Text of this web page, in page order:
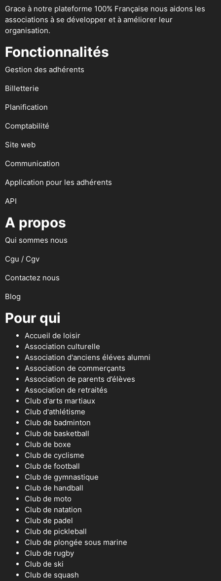
Grace à notre plateforme 100% Française nous aidons les
associations à se développer et à améliorer leur
organisation.
Fonctionnalités
Gestion des adhérents
Billetterie
Planification
Comptabilité
Site web
Communication
Application pour les adhérents
API
A propos
Qui sommes nous
Cgu / Cgv
Contactez nous
Blog
Pour qui
Accueil de loisir
Association culturelle
Association d'anciens éléves alumni
Association de commerçants
Association de parents d’élèves
Association de retraités
Club d'arts martiaux
Club d'athlétisme
Club de badminton
Club de basketball
Club de boxe
Club de cyclisme
Club de football
Club de gymnastique
Club de handball
Club de moto
Club de natation
Club de padel
Club de pickleball
Club de plongée sous marine
Club de rugby
Club de ski
Club de squash